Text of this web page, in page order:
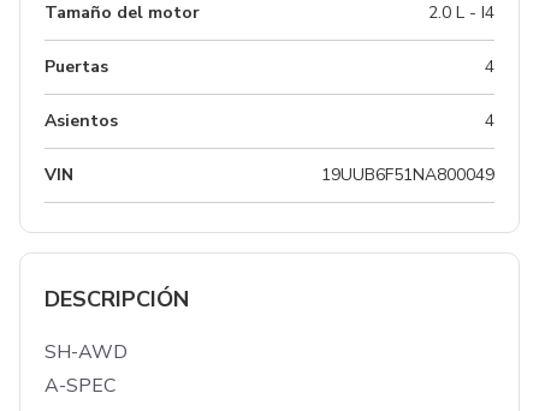
Tamaño del motor 2.0 L - I4
Puertas 4
Asientos 4
VIN 19UUB6F51NA800049
DESCRIPCIÓN
SH-AWD
A-SPEC